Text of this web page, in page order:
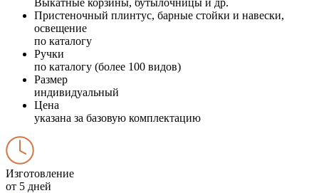
Пристеночный плинтус, барные стойки и навески,
освещение
по каталогу
Ручки
по каталогу (более 100 видов)
Размер
индивидуальный
Цена
указана за базовую комплектацию
Изготовление
от 5 дней